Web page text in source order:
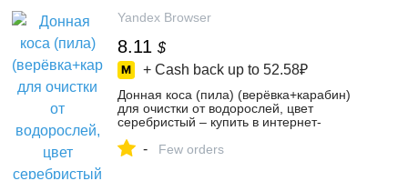
Yandex Browser
8.11 $
+ Cash back up to 52.58₽
Донная коса (пила) (верёвка+карабин)
для очистки от водорослей, цвет
серебристый – купить в интернет-
4479108883
- Few orders